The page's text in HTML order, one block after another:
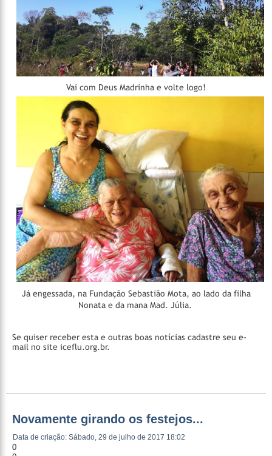
Vai com Deus Madrinha e volte logo!
Já engessada, na Fundação Sebastião Mota, ao lado da filha
Nonata e da mana Mad. Júlia.
Se quiser receber esta e outras boas notícias cadastre seu e-
mail no site iceflu.org.br.
Novamente girando os festejos...
Data de criação: Sábado, 29 de julho de 2017 18:02
0